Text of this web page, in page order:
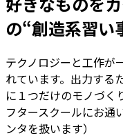
の“創造系習い
テクノロジーと工作が
れています。出力する
に１つだけのモノづく
フタースクールにお通
ンタを扱います）